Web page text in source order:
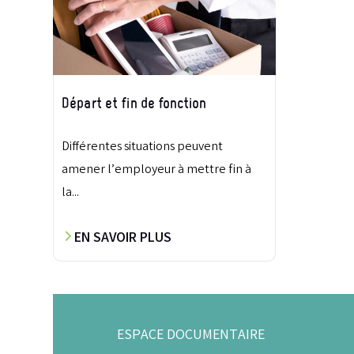
Départ et fin de fonction
Différentes situations peuvent
amener l’employeur à mettre fin à
la...
EN SAVOIR PLUS
ESPACE DOCUMENTAIRE